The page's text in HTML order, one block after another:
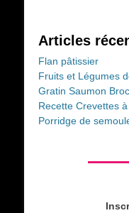
Articles
Flan pâtissier
Fruits et Légumes
Gratin Saumon
Recette Crevettes
Porridge de